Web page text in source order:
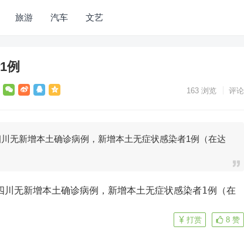
旅游 汽车 文艺
例
163 浏览 评论
无新增本土确诊病例，新增本土无症状感染者1例（在达
8 赞
打赏